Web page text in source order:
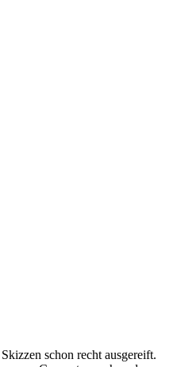
schon recht ausgereift.